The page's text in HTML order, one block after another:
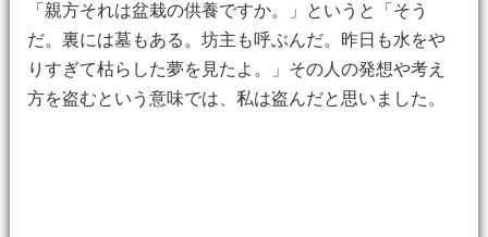
「親方それは盆栽の供養ですか。」というと「そう
だ。裏には墓もある。坊主も呼ぶんだ。昨日も水をや
りすぎて枯らした夢を見たよ。」その人の発想や考え
方を盗むという意味では、私は盗んだと思いました。